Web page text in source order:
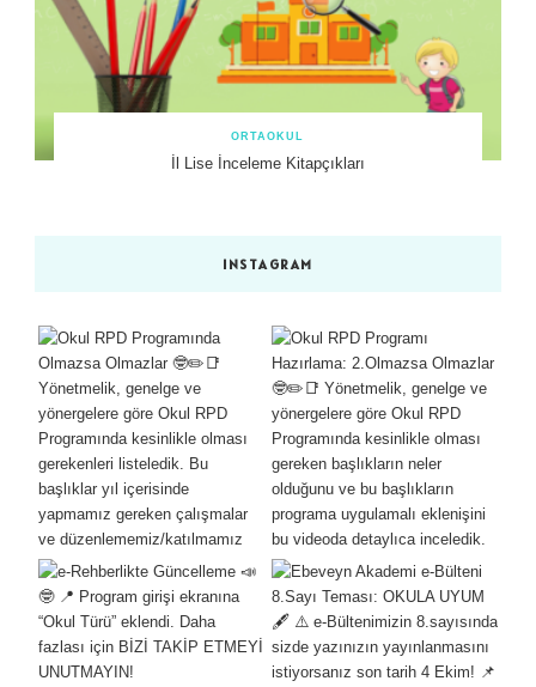
ORTAOKUL
İl Lise İnceleme Kitapçıkları
INSTAGRAM